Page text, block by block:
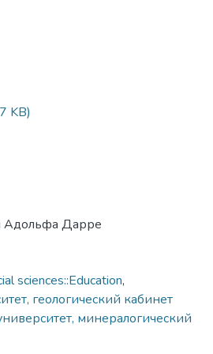
KB)
Адольфа Дарре
sciences::Education,
геологический кабинет
минералогический